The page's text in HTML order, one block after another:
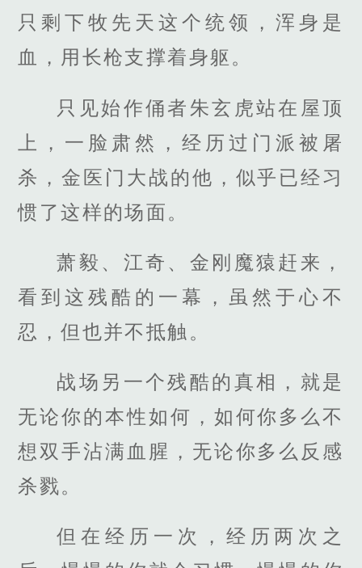
只剩下牧先天这个统领，浑身是
血，用长枪支撑着身躯。
只见始作俑者朱玄虎站在屋顶
上，一脸肃然，经历过门派被屠
杀，金医门大战的他，似乎已经习
惯了这样的场面。
萧毅、江奇、金刚魔猿赶来，
看到这残酷的一幕，虽然于心不
忍，但也并不抵触。
战场另一个残酷的真相，就是
无论你的本性如何，如何你多么不
想双手沾满血腥，无论你多么反感
杀戮。
但在经历一次，经历两次之